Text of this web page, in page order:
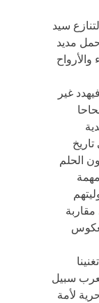
سيد
مديد
غير
الحلم
سبيل
لأمة